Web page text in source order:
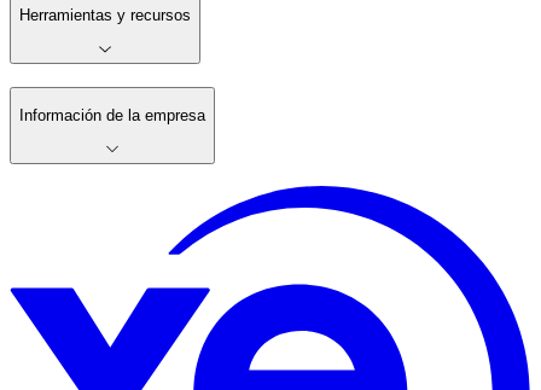
Herramientas y recursos
Información de la empresa